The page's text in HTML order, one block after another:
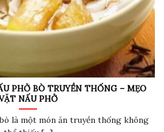
PHỞ BÒ TRUYỀN THỐNG – MẸO
NẤU PHỞ
là một món ăn truyền thống không